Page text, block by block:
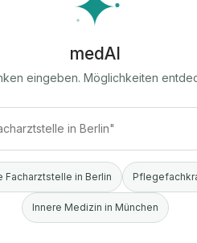
medAI
eingeben. Möglichkeiten
Facharztstelle in Berlin
Innere Medizin in München